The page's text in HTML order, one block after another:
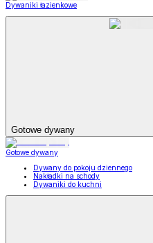
Dywaniki łazienkowe
Gotowe dywany
Gotowe dywany
Dywany do pokoju dziennego
Nakładki na schody
Dywaniki do kuchni